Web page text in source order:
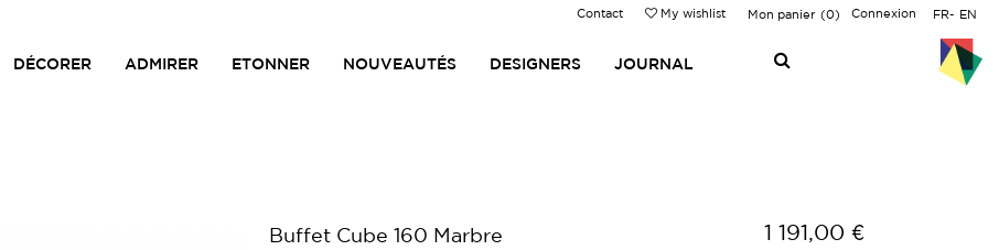
FR EN
Connexion
Mon panier 0
My wishlist
Contact
DÉCORER ADMIRER ETONNER NOUVEAUTÉS DESIGNERS JOURNAL
Buffet Cube 160 Marbre 1 191,00 €